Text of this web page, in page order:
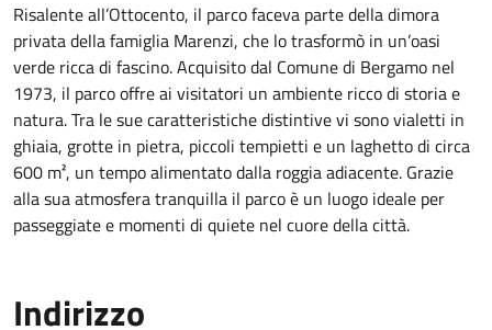
Risalente all’Ottocento, il parco faceva parte della dimora
privata della famiglia Marenzi, che lo trasformò in un’oasi
verde ricca di fascino. Acquisito dal Comune di Bergamo nel
1973, il parco offre ai visitatori un ambiente ricco di storia e
natura. Tra le sue caratteristiche distintive vi sono vialetti in
ghiaia, grotte in pietra, piccoli tempietti e un laghetto di circa
600 m², un tempo alimentato dalla roggia adiacente. Grazie
alla sua atmosfera tranquilla il parco è un luogo ideale per
passeggiate e momenti di quiete nel cuore della città.
Indirizzo